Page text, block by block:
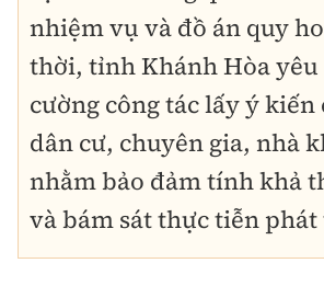
nhiệm vụ và đồ án quy
thời, tỉnh Khánh Hòa yêu
cường công tác lấy ý kiến
dân cư, chuyên gia, nhà
nhằm bảo đảm tính khả
và bám sát thực tiễn